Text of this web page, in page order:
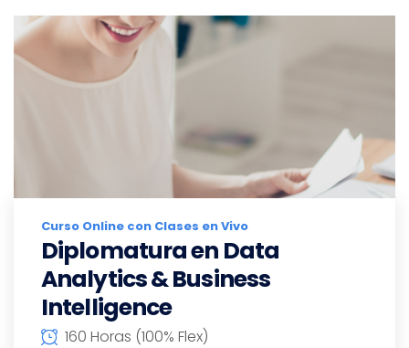
Curso Online con Clases en Vivo
Diplomatura en Data
Analytics & Business
Intelligence
160 Horas (100% Flex)